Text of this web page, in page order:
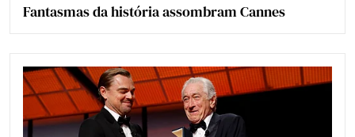
Fantasmas da história assombram Cannes